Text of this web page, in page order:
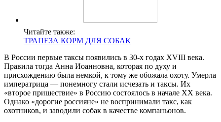
Читайте также:
ТРАПЕЗА КОРМ ДЛЯ СОБАК
В России первые таксы появились в 30-х годах XVIII века.
Правила тогда Анна Иоанновна, которая по духу и
присхождению была немкой, к тому же обожала охоту. Умерла
императрица — понемногу стали исчезать и таксы. Их
«второе пришествие» в Россию состоялось в начале XX века.
Однако «дорогие россияне» не воспринимали такс, как
охотников, и заводили собак в качестве компаньонов.